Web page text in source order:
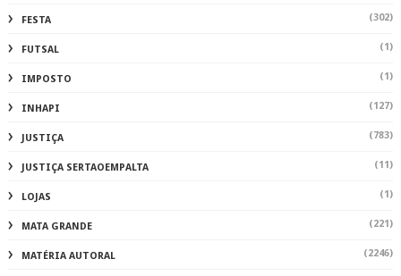
FESTA (302)
FUTSAL (1)
IMPOSTO (1)
INHAPI (127)
JUSTIÇA (783)
JUSTIÇA SERTAOEMPALTA (11)
LOJAS (1)
MATA GRANDE (221)
MATÉRIA AUTORAL (2246)